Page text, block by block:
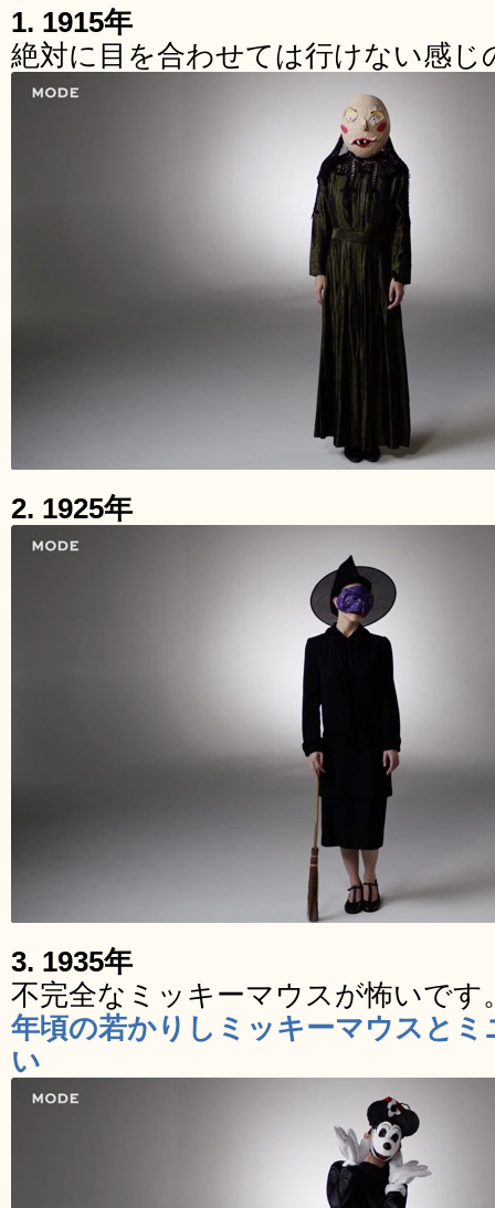
1. 1915年
絶対に目を合わせては行けない感じ
2. 1925年
3. 1935年
不完全なミッキーマウスが怖いです
年頃の若かりしミッキーマウスと
い